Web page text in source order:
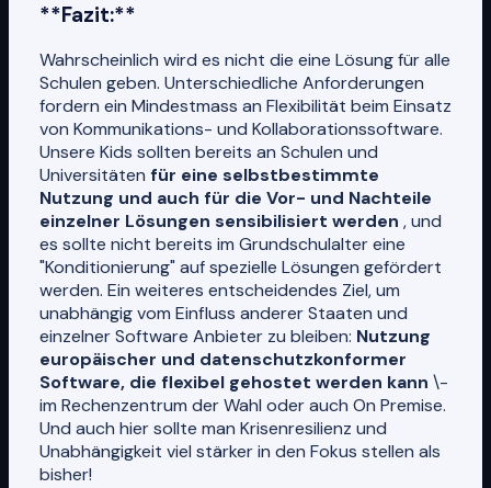
**Fazit:**
Wahrscheinlich wird es nicht die eine Lösung für alle
Schulen geben. Unterschiedliche Anforderungen
fordern ein Mindestmass an Flexibilität beim Einsatz
von Kommunikations- und Kollaborationssoftware.
Unsere Kids sollten bereits an Schulen und
Universitäten für eine selbstbestimmte
Nutzung und auch für die Vor- und Nachteile
einzelner Lösungen sensibilisiert werden , und
es sollte nicht bereits im Grundschulalter eine
"Konditionierung" auf spezielle Lösungen gefördert
werden. Ein weiteres entscheidendes Ziel, um
unabhängig vom Einfluss anderer Staaten und
einzelner Software Anbieter zu bleiben: Nutzung
europäischer und datenschutzkonformer
Software, die flexibel gehostet werden kann \-
im Rechenzentrum der Wahl oder auch On Premise.
Und auch hier sollte man Krisenresilienz und
Unabhängigkeit viel stärker in den Fokus stellen als
bisher!